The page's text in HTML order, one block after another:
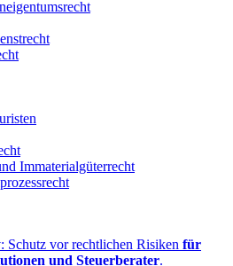
Immaterialgüterrecht
Schutz vor rechtlichen Risiken für
und Steuerberater.